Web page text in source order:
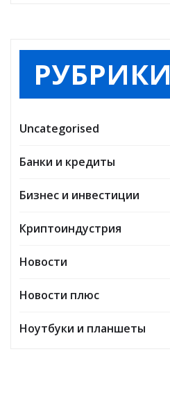
РУБРИКИ
Uncategorised
Банки и кредиты
Бизнес и инвестиции
Криптоиндустрия
Новости
Новости плюс
Ноутбуки и планшеты